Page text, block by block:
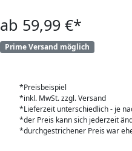
ab 59,99 €*
Prime Versand möglich
*Preisbeispiel
*inkl. MwSt. zzgl. Versand
*Lieferzeit unterschiedlich - je
*der Preis kann sich jederzeit
*durchgestrichener Preis war